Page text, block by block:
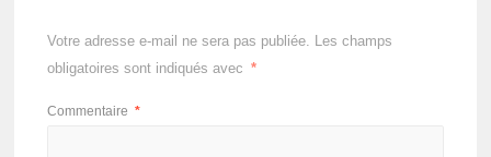
Votre adresse e-mail ne sera pas publiée. Les champs
obligatoires sont indiqués avec
*
Commentaire *